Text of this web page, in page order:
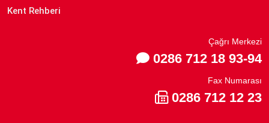
Kent Rehberi
Çağrı Merkezi
0286 712 18 93-94
Fax Numarası
0286 712 12 23